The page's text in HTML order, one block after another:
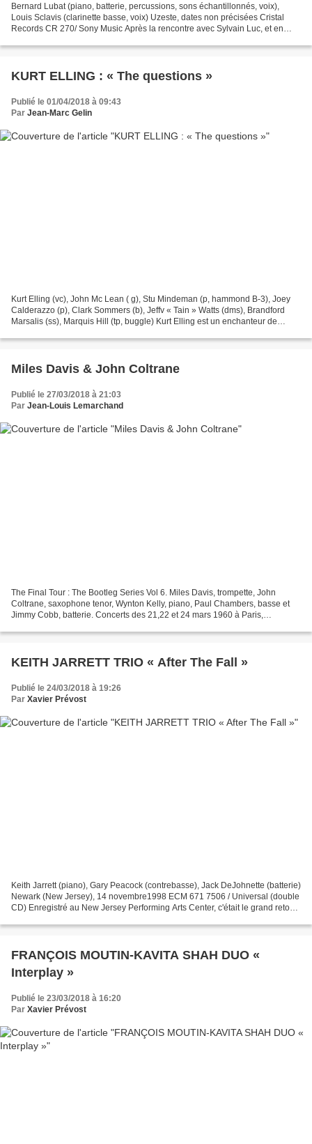
Bernard Lubat (piano, batterie, percussions, sons échantillonnés, voix),
Louis Sclavis (clarinette basse, voix) Uzeste, dates non précisées Cristal
Records CR 270/ Sony Music Après la rencontre avec Sylvain Luc, et en
KURT ELLING : « The questions »
Publié le 01/04/2018 à 09:43
Par Jean-Marc Gelin
Kurt Elling (vc), John Mc Lean ( g), Stu Mindeman (p, hammond B-3), Joey
Calderazzo (p), Clark Sommers (b), Jeffv « Tain » Watts (dms), Brandford
Marsalis (ss), Marquis Hill (tp, buggle) Kurt Elling est un enchanteur de
Miles Davis & John Coltrane
Publié le 27/03/2018 à 21:03
Par Jean-Louis Lemarchand
The Final Tour : The Bootleg Series Vol 6. Miles Davis, trompette, John
Coltrane, saxophone tenor, Wynton Kelly, piano, Paul Chambers, basse et
Jimmy Cobb, batterie. Concerts des 21,22 et 24 mars 1960 à Paris,
KEITH JARRETT TRIO « After The Fall »
Publié le 24/03/2018 à 19:26
Par Xavier Prévost
Keith Jarrett (piano), Gary Peacock (contrebasse), Jack DeJohnette (batterie)
Newark (New Jersey), 14 novembre1998 ECM 671 7506 / Universal (double
CD) Enregistré au New Jersey Performing Arts Center, c'était le grand retour
FRANÇOIS MOUTIN-KAVITA SHAH DUO «
Interplay »
Publié le 23/03/2018 à 16:20
Par Xavier Prévost